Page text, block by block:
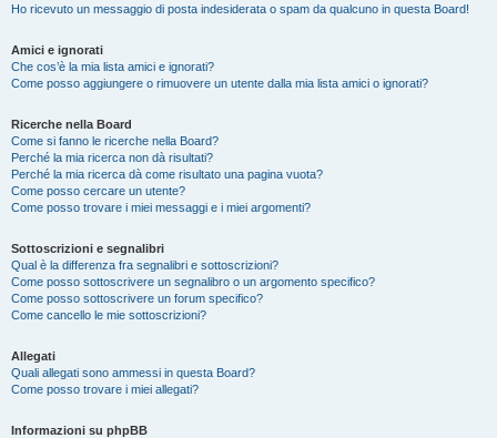
Ho ricevuto un messaggio di posta indesiderata o spam da qualcuno in questa Board!
Amici e ignorati
Che cos’è la mia lista amici e ignorati?
Come posso aggiungere o rimuovere un utente dalla mia lista amici o ignorati?
Ricerche nella Board
Come si fanno le ricerche nella Board?
Perché la mia ricerca non dà risultati?
Perché la mia ricerca dà come risultato una pagina vuota?
Come posso cercare un utente?
Come posso trovare i miei messaggi e i miei argomenti?
Sottoscrizioni e segnalibri
Qual è la differenza fra segnalibri e sottoscrizioni?
Come posso sottoscrivere un segnalibro o un argomento specifico?
Come posso sottoscrivere un forum specifico?
Come cancello le mie sottoscrizioni?
Allegati
Quali allegati sono ammessi in questa Board?
Come posso trovare i miei allegati?
Informazioni su phpBB